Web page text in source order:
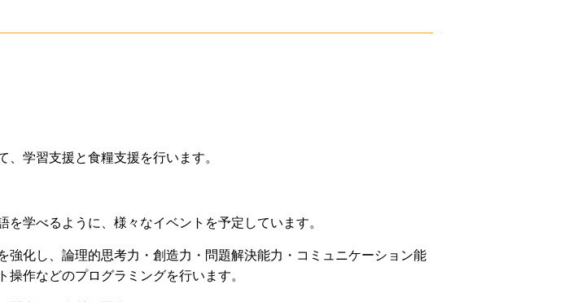
学習支援と食糧支援を行います。
学べるように、様々なイベントを予定しています。
化し、論理的思考力・創造力・問題解決能力・コミュニケーション能
作などのプログラミングを行います。